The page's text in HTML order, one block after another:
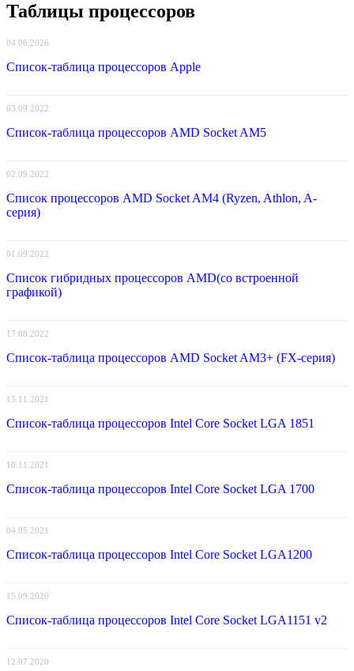
Таблицы процессоров
04.06.2026
Список-таблица процессоров Apple
03.09.2022
Список-таблица процессоров AMD Socket AM5
02.09.2022
Список процессоров AMD Socket AM4 (Ryzen, Athlon, A-
серия)
01.09.2022
Список гибридных процессоров AMD(со встроенной
графикой)
17.08.2022
Список-таблица процессоров AMD Socket AM3+ (FX-серия)
15.11.2021
Список-таблица процессоров Intel Core Socket LGA 1851
10.11.2021
Список-таблица процессоров Intel Core Socket LGA 1700
04.05.2021
Список-таблица процессоров Intel Core Socket LGA1200
15.09.2020
Список-таблица процессоров Intel Core Socket LGA1151 v2
12.07.2020